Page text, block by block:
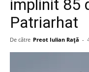
implinit 85
Patriarhat
De către Preot Iulian Raţă -